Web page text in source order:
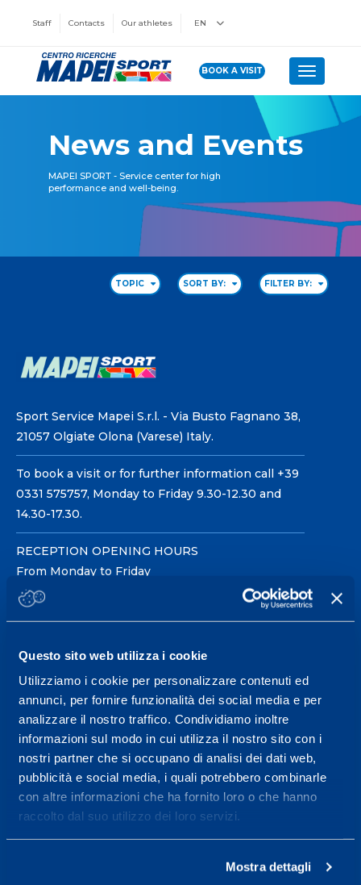
Questo sito web utilizza i cookie
Utilizziamo i cookie per personalizzare contenuti ed
annunci, per fornire funzionalità dei social media e per
analizzare il nostro traffico. Condividiamo inoltre
informazioni sul modo in cui utilizza il nostro sito con i
nostri partner che si occupano di analisi dei dati web,
pubblicità e social media, i quali potrebbero combinarle
con altre informazioni che ha fornito loro o che hanno
raccolto dal suo utilizzo dei loro servizi.
Mostra dettagli
Staff Contacts Our athletes EN
BOOK A VISIT Toggle
News and Events
MAPEI SPORT - Service center for high
performance and well-being.
TOPIC SORT BY: FILTER BY:
Sport Service Mapei S.r.l. - Via Busto Fagnano 38,
21057 Olgiate Olona (Varese) Italy.
To book a visit or for further information call +39
0331 575757, Monday to Friday 9.30-12.30 and
14.30-17.30.
RECEPTION OPENING HOURS
From Monday to Friday
08.30 - 18.30
Service center for high
performance and well-
being.
More informations
Services